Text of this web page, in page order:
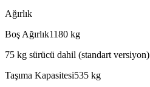
Ağırlık
Boş Ağırlık1180 kg
75 kg sürücü dahil (standart versiyon)
Taşıma Kapasitesi535 kg